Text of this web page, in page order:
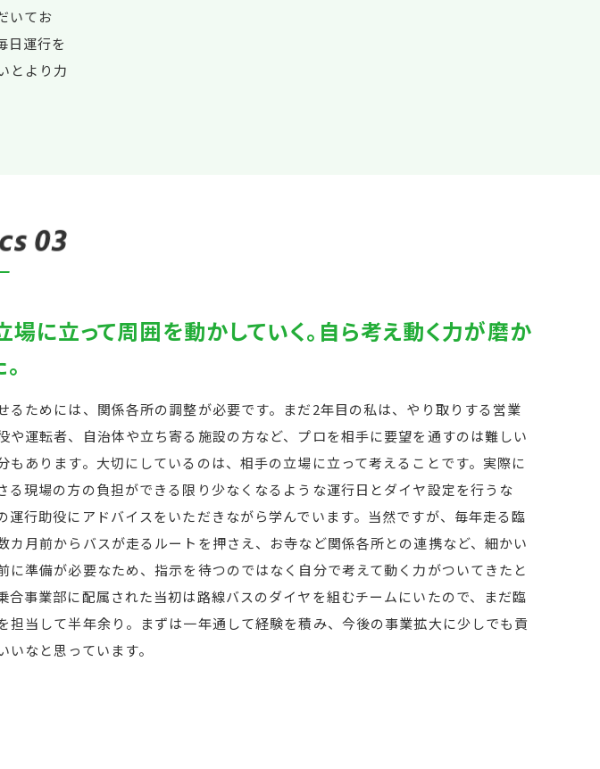
いてお
日運行を
とより力
s03
場に立って周囲を動かしていく。自ら考え動く力が磨か
るためには、関係各所の調整が必要です。まだ2年目の私は、やり取りする営業
や運転者、自治体や立ち寄る施設の方など、プロを相手に要望を通すのは難しい
もあります。大切にしているのは、相手の立場に立って考えることです。実際に
る現場の方の負担ができる限り少なくなるような運行日とダイヤ設定を行うな
運行助役にアドバイスをいただきながら学んでいます。当然ですが、毎年走る臨
カ月前からバスが走るルートを押さえ、お寺など関係各所との連携など、細かい
に準備が必要なため、指示を待つのではなく自分で考えて動く力がついてきたと
合事業部に配属された当初は路線バスのダイヤを組むチームにいたので、まだ臨
担当して半年余り。まずは一年通して経験を積み、今後の事業拡大に少しでも貢
いなと思っています。